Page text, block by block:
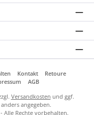
Kontakt
Retoure
AGB
Versandkosten und ggf.
angegeben.
Alle Rechte vorbehalten.